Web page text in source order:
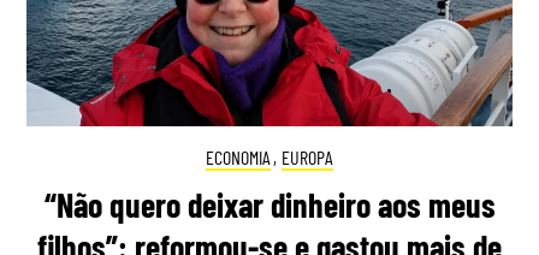
ECONOMIA , EUROPA
“Não quero deixar dinheiro aos meus
filhos”: reformou-se e gastou mais de